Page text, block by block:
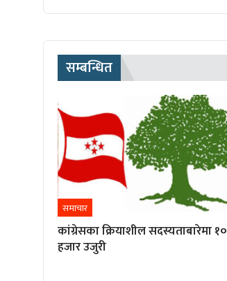
सम्बन्धित
समाचार
कांग्रेसका क्रियाशील सदस्यताबारेमा १०
हजार उजुरी